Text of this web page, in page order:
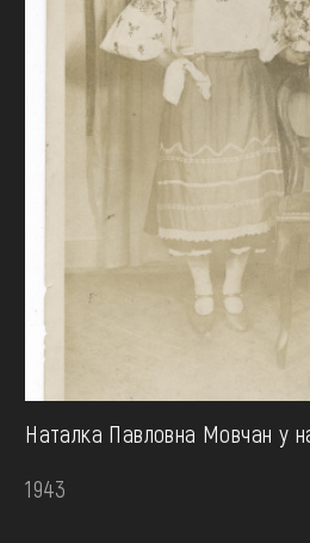
Наталка Павловна Мовчан у
1943